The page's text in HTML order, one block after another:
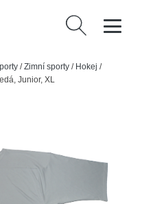
Vyhledávání
/Zimní sporty / Hokej /
Junior, XL